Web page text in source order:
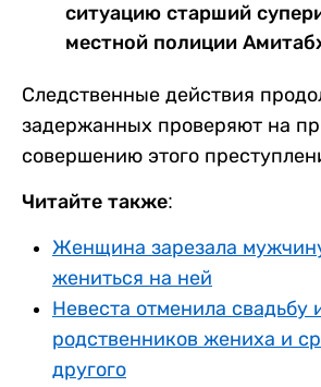
ситуацию старший
местной полиции
Следственные действия
задержанных проверяют на
совершению этого
Читайте также:
Женщина зарезала
жениться на ней
Невеста отменила свадьбу
родственников жениха и
другого